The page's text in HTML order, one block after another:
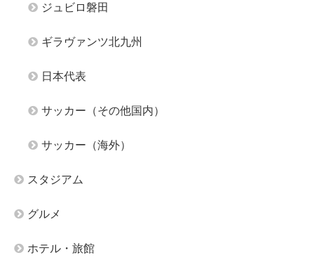
ジュビロ磐田
ギラヴァンツ北九州
日本代表
サッカー（その他国内）
サッカー（海外）
スタジアム
グルメ
ホテル・旅館